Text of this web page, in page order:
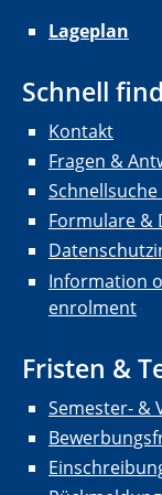
Lageplan
Schnell
Kontakt
Fragen &
Schnellsuche
Formulare &
Information
enrolment
Fristen &
Semester- &